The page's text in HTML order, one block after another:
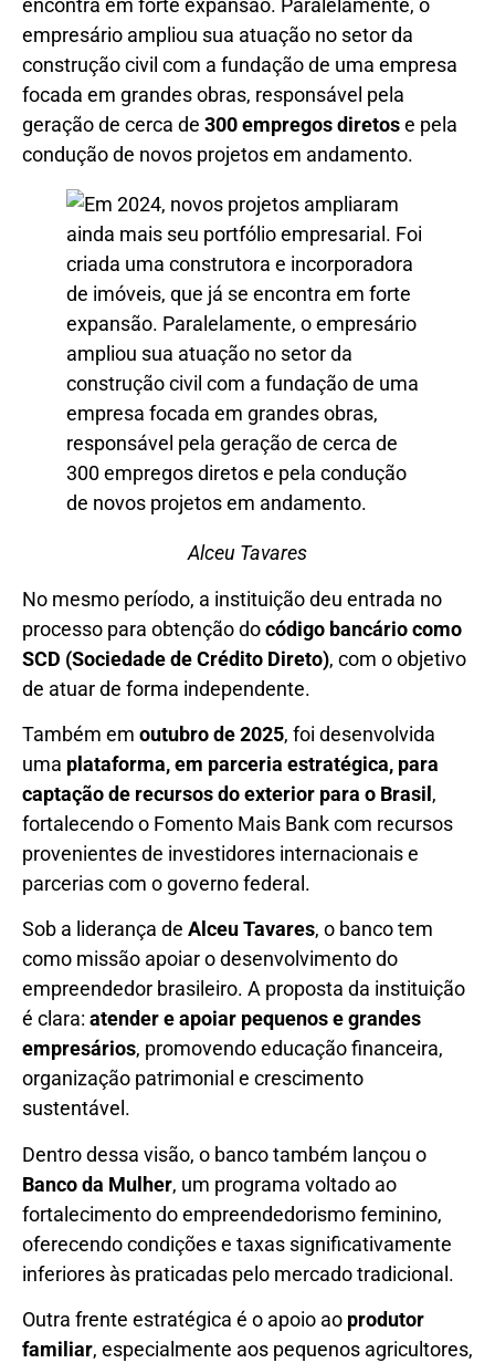
encontra em forte expansão. Paralelamente, o
empresário ampliou sua atuação no setor da
construção civil com a fundação de uma empresa
focada em grandes obras, responsável pela
geração de cerca de 300 empregos diretose pela
condução de novos projetos em andamento.
Alceu Tavares
No mesmo período, a instituição deu entrada no
processo para obtenção docódigo bancário como
SCD (Sociedade de Crédito Direto), com o objetivo
de atuar de forma independente.
Também em outubro de 2025, foi desenvolvida
uma plataforma, em parceria estratégica, para
captação de recursos do exterior para o Brasil ,
fortalecendo o Fomento Mais Bank com recursos
provenientes de investidores internacionais e
parcerias com o governo federal.
Sob a liderança de Alceu Tavares, o banco tem
como missão apoiar o desenvolvimento do
empreendedor brasileiro. A proposta da instituição
é clara: atender e apoiar pequenos e grandes
empresários, promovendo educação financeira,
organização patrimonial e crescimento
sustentável.
Dentro dessa visão, o banco também lançou o
Banco da Mulher, um programa voltado ao
fortalecimento do empreendedorismo feminino,
oferecendo condições e taxas significativamente
inferiores às praticadas pelo mercado tradicional.
Outra frente estratégica é o apoio ao produtor
familiar, especialmente aos pequenos agricultores,